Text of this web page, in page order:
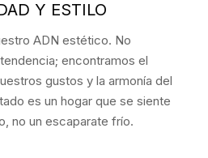
Y ESTILO
ADN estético. No
encontramos el
gustos y la armonía del
es un hogar que se siente
no un escaparate frío.